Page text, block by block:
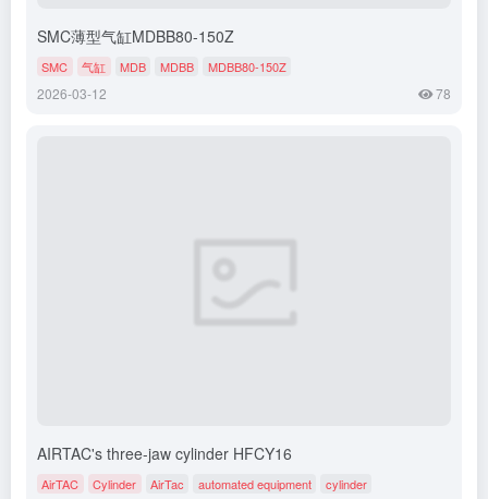
SMC薄型气缸MDBB80-150Z
SMC 气缸 MDB MDBB MDBB80-150Z
2026-03-12 78
AIRTAC's three-jaw cylinder HFCY16
AirTAC Cylinder AirTac automated equipment cylinder